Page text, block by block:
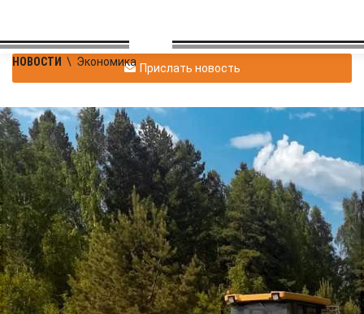
НОВОСТИ \ Экономика Прислать новость
На богучанском
направлении начался
капитальный ремонт
ещё двух участков
дороги